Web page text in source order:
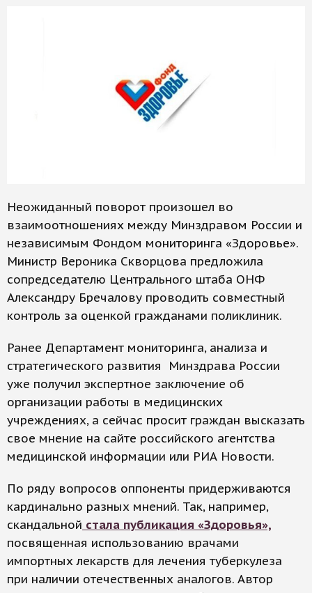
Неожиданный поворот произошел во
взаимоотношениях между Минздравом России и
независимым Фондом мониторинга «Здоровье».
Министр Вероника Скворцова предложила
сопредседателю Центрального штаба ОНФ
Александру Бречалову проводить совместный
контроль за оценкой гражданами поликлиник.
Ранее Департамент мониторинга, анализа и
стратегического развития Минздрава России
уже получил экспертное заключение об
организации работы в медицинских
учреждениях, а сейчас просит граждан высказать
свое мнение на сайте российского агентства
медицинской информации или РИА Новости.
По ряду вопросов оппоненты придерживаются
кардинально разных мнений. Так, например,
скандальной стала публикация «Здоровья»,
посвященная использованию врачами
импортных лекарств для лечения туберкулеза
при наличии отечественных аналогов. Автор